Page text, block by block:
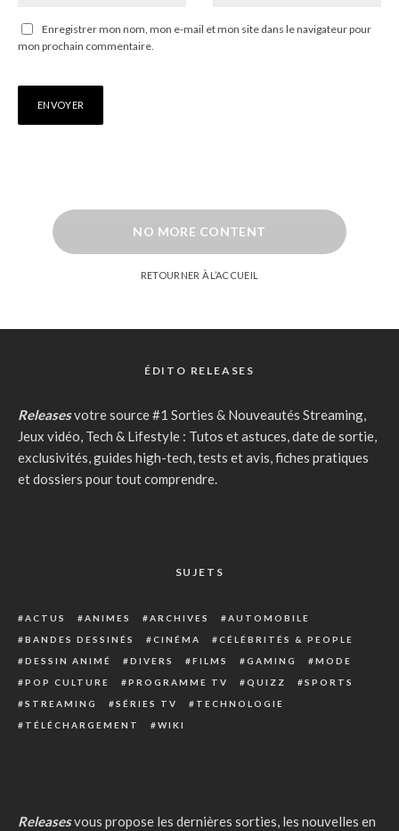
Enregistrer mon nom, mon e-mail et mon site dans le navigateur pour
mon prochain commentaire.
NO MORE CONTENT
RETOURNER À L’ACCUEIL
ÉDITO RELEASES
Releasesvotre source #1 Sorties & Nouveautés Streaming,
Jeux vidéo, Tech & Lifestyle : Tutos et astuces, date de sortie,
exclusivités, guides high-tech, tests et avis, fiches pratiques
et dossiers pour tout comprendre.
SUJETS
ACTUS ANIMES ARCHIVES
AUTOMOBILE
BANDES DESSINÉS
CINÉMA
CÉLÉBRITÉS & PEOPLE
DESSIN ANIMÉ
DIVERS FILMS GAMING
MODE
POP CULTURE
PROGRAMME TV QUIZZ
SPORTS
STREAMING
SÉRIES TV
TECHNOLOGIE
TÉLÉCHARGEMENT
WIKI
Releasesvous propose les dernières sorties, les nouvelles en